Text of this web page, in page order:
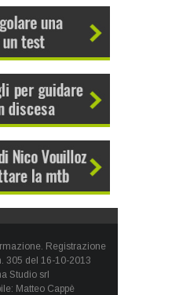
Registrazione
305 del 16-10-2013
Studio srl
Matteo Cappè